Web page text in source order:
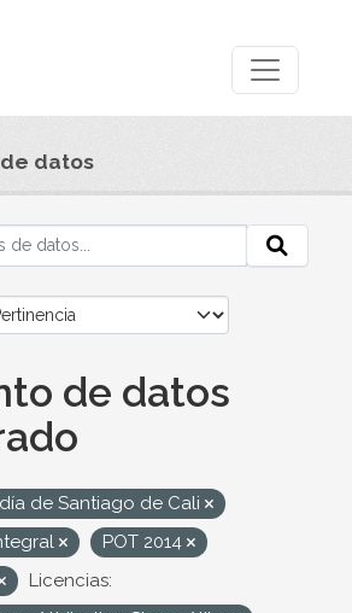
datos
de datos
de Santiago de Cali
POT 2014
Licencias: